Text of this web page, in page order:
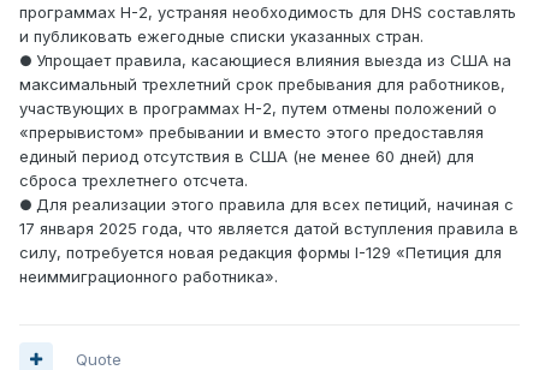
программах H-2, устраняя необходимость для DHS составлять
и публиковать ежегодные списки указанных стран.
● Упрощает правила, касающиеся влияния выезда из США на
максимальный трехлетний срок пребывания для работников,
участвующих в программах H-2, путем отмены положений о
«прерывистом» пребывании и вместо этого предоставляя
единый период отсутствия в США (не менее 60 дней) для
сброса трехлетнего отсчета.
● Для реализации этого правила для всех петиций, начиная с
17 января 2025 года, что является датой вступления правила в
силу, потребуется новая редакция формы I-129 «Петиция для
неиммиграционного работника».
Quote